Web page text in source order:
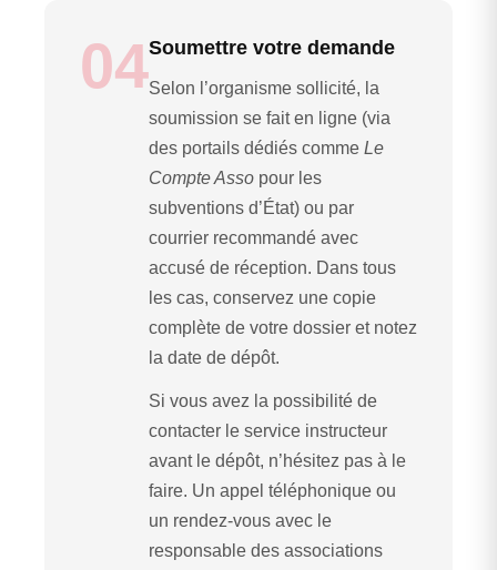
04Soumettre votre demande
Selon l’organisme sollicité, la
soumission se fait en ligne (via
des portails dédiés comme Le
Compte Asso pour les
subventions d’État) ou par
courrier recommandé avec
accusé de réception. Dans tous
les cas, conservez une copie
complète de votre dossier et notez
la date de dépôt.
Si vous avez la possibilité de
contacter le service instructeur
avant le dépôt, n’hésitez pas à le
faire. Un appel téléphonique ou
un rendez-vous avec le
responsable des associations